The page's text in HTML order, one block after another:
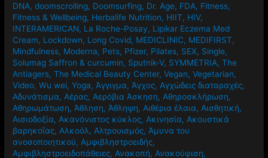
DNA,doomscrolling, Doomsurfing, Dr. Age, FDA, Fitness,
Fitness & Wellbeing, Herbalife Nutrition, HIIT, HIV,
INTERAMERICAN, La Roche-Posay, Lipikar Eczema Med
Cream, Lockdown, Long Covid, MEDICLINIC, MEDIFIRST,
Mindfulness, Moderna, Pets, Pfizer, Pilates, SEX, Single,
Solumag Saffron & curcumin, Sputnik-V, SYMMETRIA,The
Antiagers,The Medical Beauty Center,Vegan,Vegetarian,
Video,Wu wei,Yoga, Άγγιγμα, Άγχος, Αγχώδεις διαταραχές,
Αδυνάτισμα, Αέρας, Αερόβια Άσκηση, Αθηροσκλήρωση,
Αθηρωμάτωση, Άθληση, Άθληψη, Αιθέρια έλαια, Αισθητική,
Αισιοδοξία, Ακανόνιστος κύκλος, Ακινησία, Ακουστικά
βαρηκοΐας, Αλκοόλ, Αλτρουισμός, Άμυνα του
ανοσοποιητικού, Αμφιβληστροειδής,
Αμφιβληστροειδοπάθειες, Ανακοπή, Ανακούφιση,